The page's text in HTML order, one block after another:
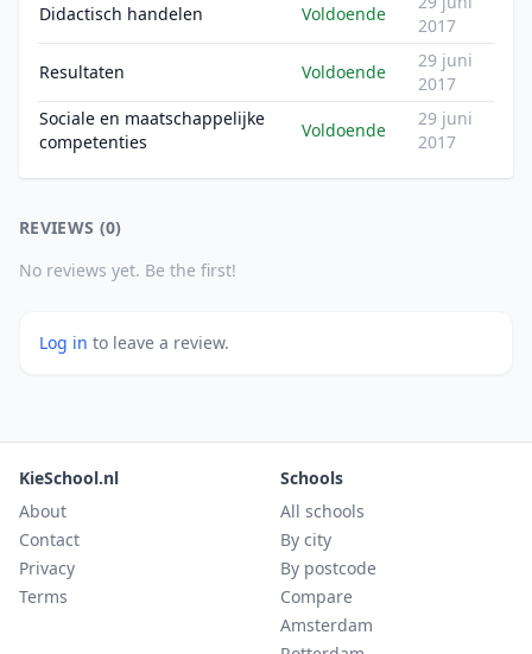
Didactisch handelen Voldoende
2017
Resultaten Voldoende
29 juni
2017
Sociale en maatschappelijke
competenties
Voldoende
29 juni
2017
REVIEWS (0)
No reviews yet. Be the first!
Log in to leave a review.
KieSchool.nl
About
Contact
Privacy
Terms
Schools
All schools
By city
By postcode
Compare
Amsterdam